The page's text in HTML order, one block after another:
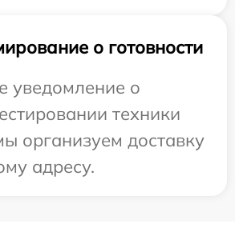
о готовности
уведомление о
техники
организуем доставку
адресу.